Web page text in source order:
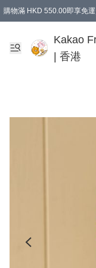
購物滿 HKD 550.00即享免
Kakao
| 香港